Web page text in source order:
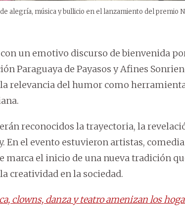
alegría, música y bullicio en el lanzamiento del premio
un emotivo discurso de bienvenida
Paraguaya de Payasos y Afines
la relevancia del humor como
reconocidos la trayectoria, la
En el evento estuvieron artistas,
marca el inicio de una nueva tradición
creatividad en la sociedad.
clowns, danza y teatro amenizan los